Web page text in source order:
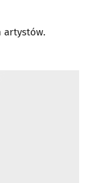
artystów.